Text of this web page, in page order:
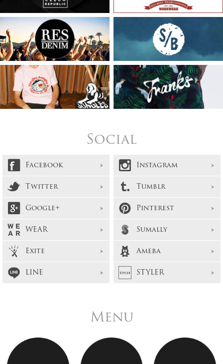
Social
Facebook
Instagram
Twitter
Tumblr
Google+
Pinterest
WEAR
Sumally
Exite
Ameba
LINE
STYLER
Menu